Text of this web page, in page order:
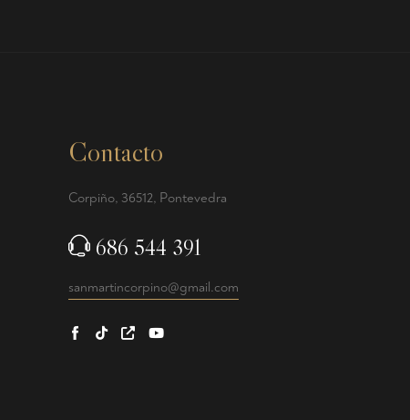
Contacto
Corpiño, 36512, Pontevedra
686 544 391
sanmartincorpino@gmail.com